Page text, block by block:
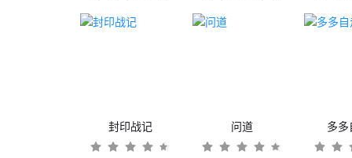
封印战记 问道 多多